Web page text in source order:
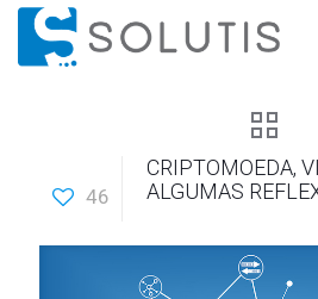
46
CRIPTOMOEDA,
ALGUMAS